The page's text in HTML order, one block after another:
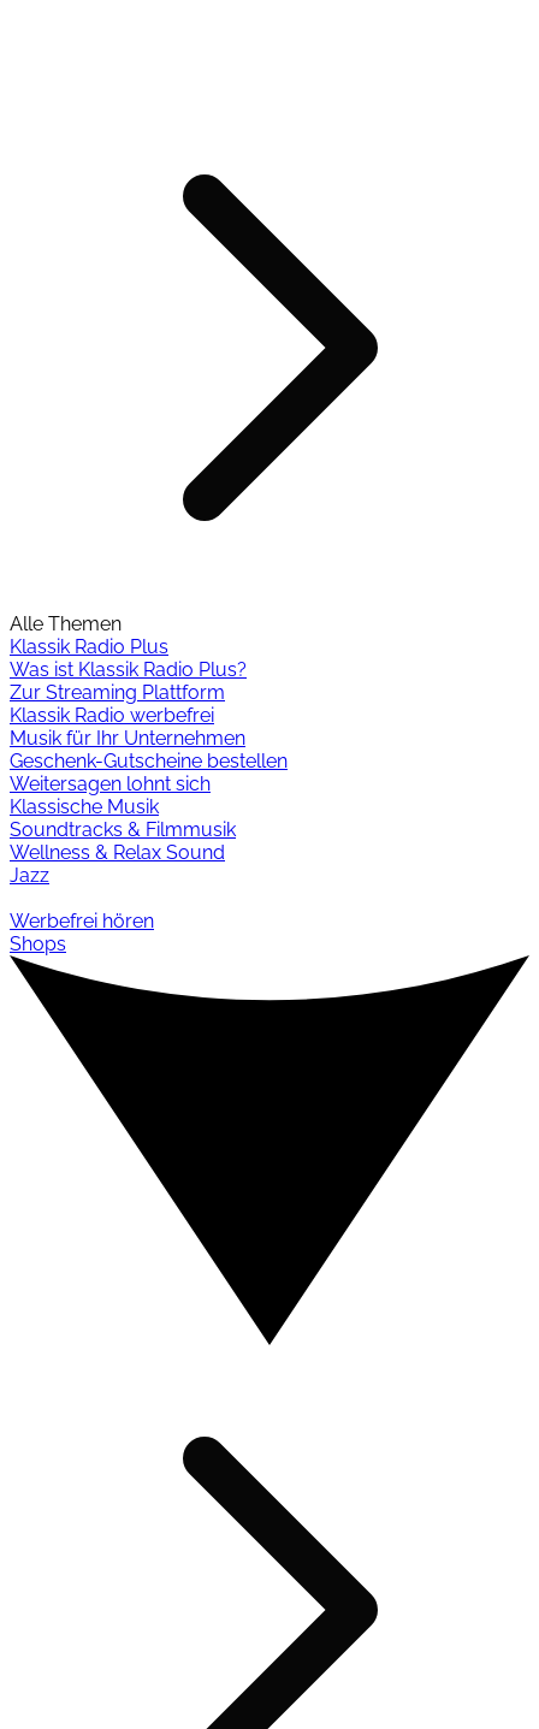
Alle Themen
Klassik Radio Plus
Was ist Klassik Radio Plus?
Zur Streaming Plattform
Klassik Radio werbefrei
Musik für Ihr Unternehmen
Geschenk-Gutscheine bestellen
Weitersagen lohnt sich
Klassische Musik
Soundtracks & Filmmusik
Wellness & Relax Sound
Jazz
Werbefrei hören
Shops